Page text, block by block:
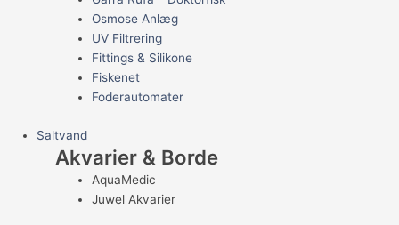
Osmose Anlæg
UV Filtrering
Fittings & Silikone
Fiskenet
Foderautomater
Saltvand
Akvarier & Borde
AquaMedic
Juwel Akvarier